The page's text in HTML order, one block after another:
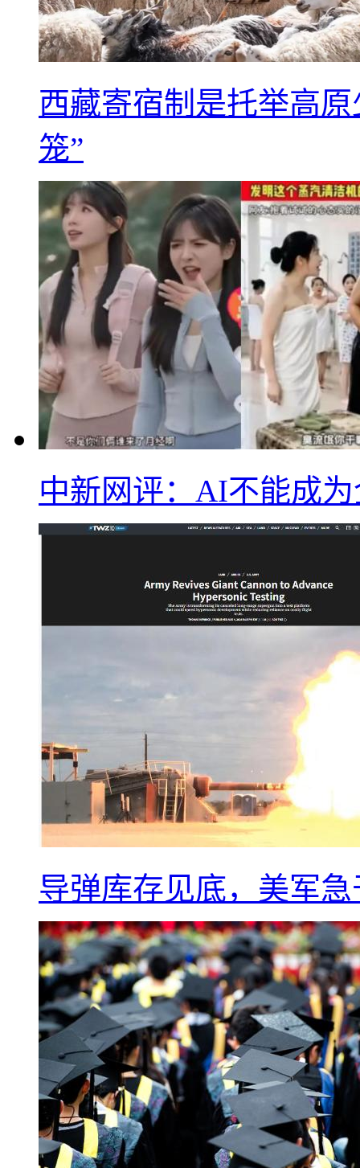
西藏寄宿制是托举高
笼”
中新网评：AI不能成
导弹库存见底，美军